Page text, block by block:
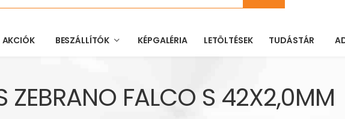
AKCIÓK BESZÁLLÍTÓK KÉPGALÉRIA LETÖLTÉSEK TUDÁSTÁR
ZEBRANO FALCO S 42X2,0MM